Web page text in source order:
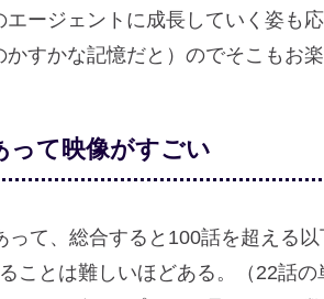
エージェントに成長していく姿も
すかな記憶だと）のでそこもお楽
って映像がすごい
って、総合すると100話を超える
ことは難しいほどある。（22話